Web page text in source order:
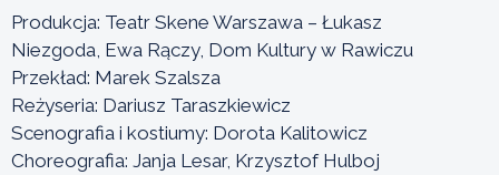
Produkcja: Teatr Skene Warszawa – Łukasz
Niezgoda, Ewa Rączy, Dom Kultury w Rawiczu
Przekład: Marek Szalsza
Reżyseria: Dariusz Taraszkiewicz
Scenografia i kostiumy: Dorota Kalitowicz
Choreografia: Janja Lesar, Krzysztof Hulboj